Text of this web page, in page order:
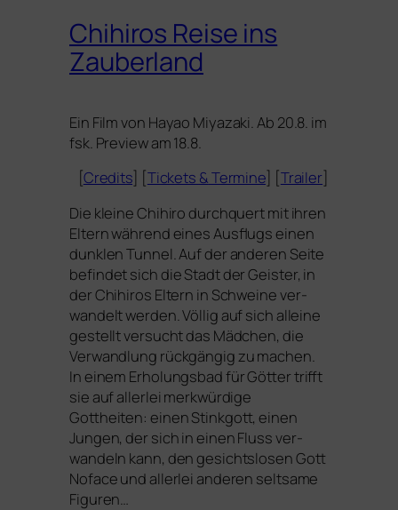
Chihiros Reise ins
Zauberland
Ein Film von Hayao Miyazaki. Ab 20.8. im
fsk. Preview am 18.8.
[Credits] [Tickets &Termine] [Trailer]
Die klei­ne Chihiro durch­quert mit ihren
Eltern wäh­rend eines Ausflugs einen
dunk­len Tunnel. Auf der ande­ren Seite
befin­det sich die Stadt der Geister, in
der Chihiros Eltern in Schweine ver­
wan­delt wer­den. Völlig auf sich allei­ne
gestellt ver­sucht das Mädchen, die
Verwandlung rück­gän­gig zu machen.
In einem Erholungsbad für Götter trifft
sie auf aller­lei merk­wür­di­ge
Gottheiten: einen Stinkgott, einen
Jungen, der sich in einen Fluss ver­
wan­deln kann, den gesichts­lo­sen Gott
Noface und aller­lei ande­ren selt­sa­me
Figuren…